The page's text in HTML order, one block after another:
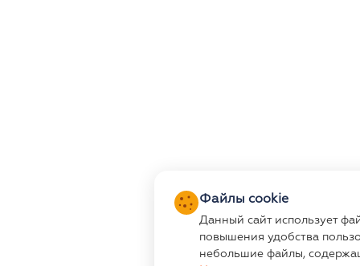
Файлы cookie
Данный сайт использует
повышения удобства
небольшие файлы,